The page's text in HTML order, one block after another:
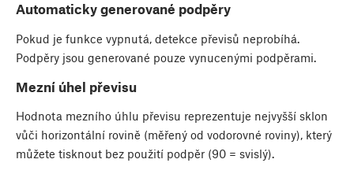
Automaticky generované podpěry
Pokud je funkce vypnutá, detekce převisů neprobíhá.
Podpěry jsou generované pouze vynucenými podpěrami.
Mezní úhel převisu
Hodnota mezního úhlu převisu reprezentuje nejvyšší sklon
vůči horizontální rovině (měřený od vodorovné roviny), který
můžete tisknout bez použití podpěr (90 = svislý).